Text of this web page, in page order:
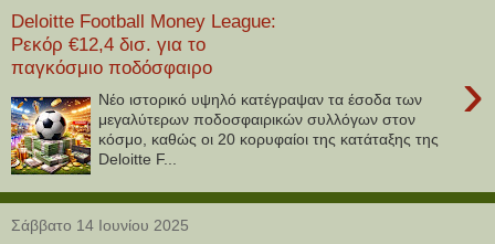
Deloitte Football Money League:
Ρεκόρ €12,4 δισ. για το
παγκόσμιο ποδόσφαιρο
›
Νέο ιστορικό υψηλό κατέγραψαν τα έσοδα των
μεγαλύτερων ποδοσφαιρικών συλλόγων στον
κόσμο, καθώς οι 20 κορυφαίοι της κατάταξης της
Deloitte F...
Σάββατο 14 Ιουνίου 2025